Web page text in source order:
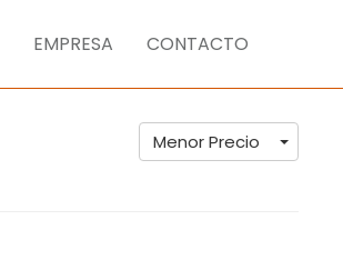
EMPRESA CONTACTO
Menor Precio